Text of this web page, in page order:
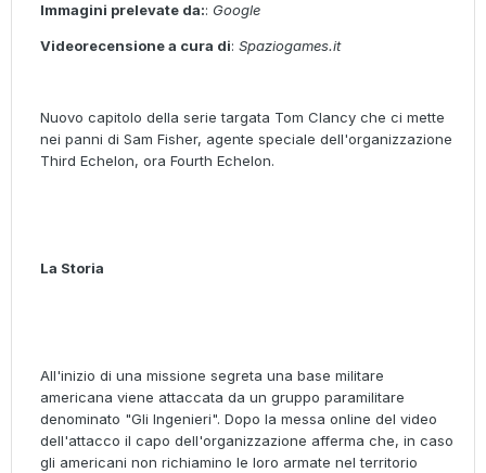
Immagini prelevate da:: Google
Videorecensione a cura di: Spaziogames.it
Nuovo capitolo della serie targata Tom Clancy che ci mette
nei panni di Sam Fisher, agente speciale dell'organizzazione
Third Echelon, ora Fourth Echelon.
La Storia
All'inizio di una missione segreta una base militare
americana viene attaccata da un gruppo paramilitare
denominato "Gli Ingenieri". Dopo la messa online del video
dell'attacco il capo dell'organizzazione afferma che, in caso
gli americani non richiamino le loro armate nel territorio